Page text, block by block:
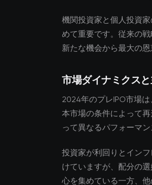
機関投資家と個人投資
めて重要です。従来の
新たな機会から最大の恩
市場ダイナミクス
2024年のプレIPO市場
本市場の条件によって
って異なるパフォーマ
投資家が利回りとイン
けていますが、配分の
心を集めている一方、